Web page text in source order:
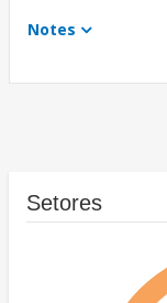
Notes
Setores